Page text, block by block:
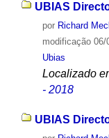
UBIAS
por Richard
modificação06/
Ubias
Localizado
- 2018
UBIAS